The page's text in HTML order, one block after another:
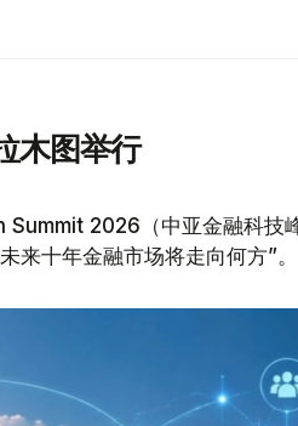
木图举行
2026（中亚金融科技
来十年金融市场将走向何方”。